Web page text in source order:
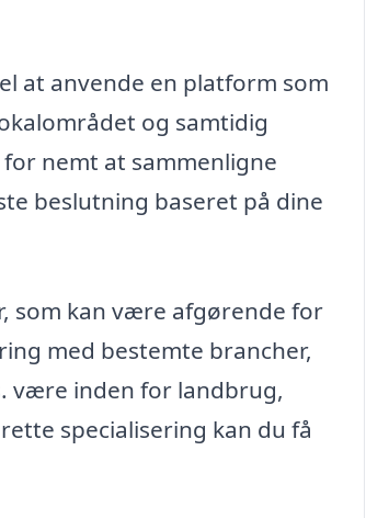
at anvende en platform som
og samtidig
nemt at sammenligne
beslutning baseret på dine
som kan være afgørende for
med bestemte brancher,
være inden for landbrug,
specialisering kan du få